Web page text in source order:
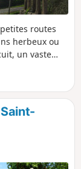
routes
herbeux ou
un vaste
deux
tout le Sud-